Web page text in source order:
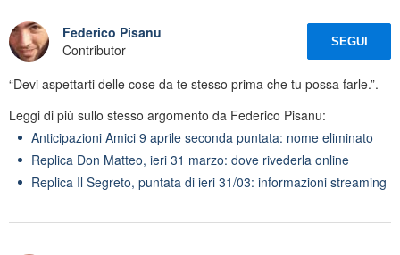
Federico Pisanu
Contributor
SEGUI
“Devi aspettarti delle cose da te stesso prima che tu possa farle.”.
Leggi di più sullo stesso argomento da Federico Pisanu:
Anticipazioni Amici 9 aprile seconda puntata: nome eliminato
Replica Don Matteo, ieri 31 marzo: dove rivederla online
Replica Il Segreto, puntata di ieri 31/03: informazioni streaming